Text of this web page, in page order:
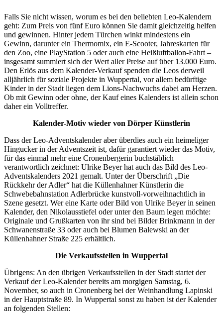
Falls Sie nicht wissen, worum es bei den beliebten Leo-Kalendern
geht: Zum Preis von fünf Euro können Sie damit gleichzeitig helfen
und gewinnen. Hinter jedem Türchen winkt mindestens ein
Gewinn, darunter ein Thermomix, ein E-Scooter, Jahreskarten für
den Zoo, eine PlayStation 5 oder auch eine Heißluftballon-Fahrt –
insgesamt summiert sich der Wert aller Preise auf über 13.000 Euro.
Den Erlös aus dem Kalender-Verkauf spenden die Leos derweil
alljährlich für soziale Projekte in Wuppertal, vor allem bedürftige
Kinder in der Stadt liegen dem Lions-Nachwuchs dabei am Herzen.
Ob mit Gewinn oder ohne, der Kauf eines Kalenders ist allein schon
daher ein Volltreffer.
Kalender-Motiv wieder von Dörper Künstlerin
Dass der Leo-Adventskalender aber überdies auch ein heimeliger
Hingucker in der Adventszeit ist, dafür garantiert wieder das Motiv,
für das einmal mehr eine Cronenbergerin buchstäblich
verantwortlich zeichnet: Ulrike Beyer hat auch das Bild des Leo-
Adventskalenders 2021 gemalt. Unter der Überschrift „Die
Rückkehr der Adler“ hat die Küllenhahner Künstlerin die
Schwebebahnstation Adlerbrücke kunstvoll-vorweihnachtlich in
Szene gesetzt. Wer eine Karte oder Bild von Ulrike Beyer in seinen
Kalender, den Nikolausstiefel oder unter den Baum legen möchte:
Originale und Grußkarten von ihr sind bei Bilder Brinkmann in der
Schwanenstraße 33 oder auch bei Blumen Balewski an der
Küllenhahner Straße 225 erhältlich.
Die Verkaufsstellen in Wuppertal
Übrigens: An den übrigen Verkaufsstellen in der Stadt startet der
Verkauf der Leo-Kalender bereits am morgigen Samstag, 6.
November, so auch in Cronenberg bei der Weinhandlung Lapinski
in der Hauptstraße 89. In Wuppertal sonst zu haben ist der Kalender
an folgenden Stellen: